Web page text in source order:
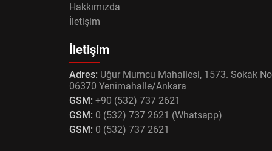
Hakkımızda
İletişim
İletişim
Adres: Uğur Mumcu Mahallesi, 1573. Sokak
06370 Yenimahalle/Ankara
GSM: +90 (532) 737 2621
GSM: 0 (532) 737 2621 (Whatsapp)
GSM: 0 (532) 737 2621